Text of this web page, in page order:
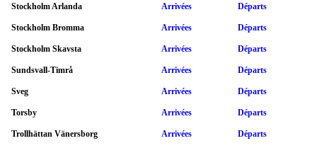
Stockholm Arlanda Arrivées Départs
Stockholm Bromma Arrivées Départs
Stockholm Skavsta Arrivées Départs
Sundsvall-Timrå Arrivées Départs
Sveg Arrivées Départs
Torsby Arrivées Départs
Trollhättan Vänersborg Arrivées Départs